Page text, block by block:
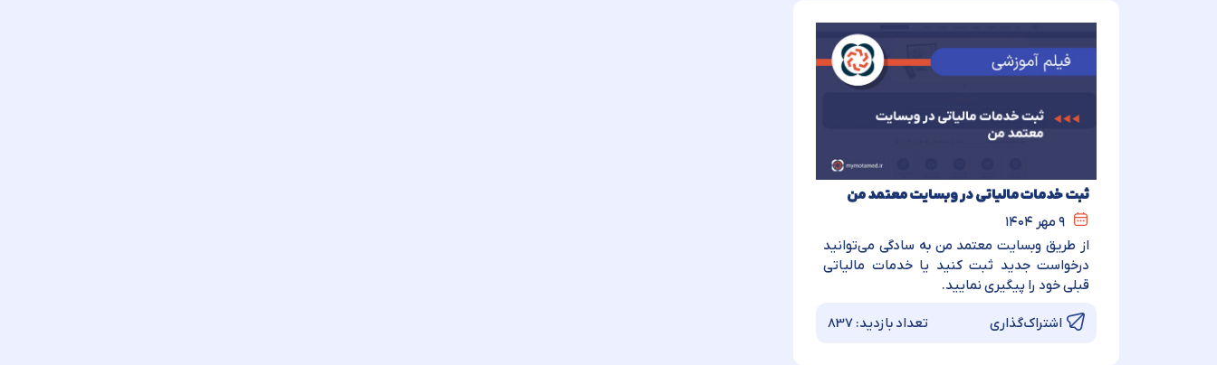
ثبت خدمات مالیاتی در وبسایت معتمد من
۹ مهر ۱۴۰۴
از طریق وبسایت معتمد من به سادگی می‌توانید
درخواست جدید ثبت کنید یا خدمات مالیاتی
قبلی خود را پیگیری نمایید.
اشتراک‌گذاری تعداد بازدید: 837